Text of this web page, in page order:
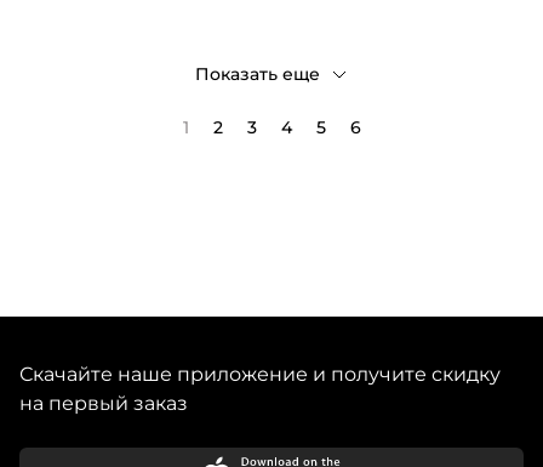
Показать еще
1 2 3 4 5 6
Скачайте наше приложение и получите скидку
на первый заказ